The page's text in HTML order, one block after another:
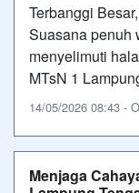
Terbanggi
Suasana penuh
menyelimuti
MTsN 1
14/05/2026 08:43 -
Menjaga